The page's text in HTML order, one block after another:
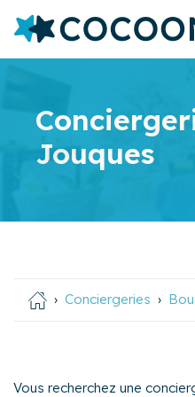
Jouques
Conciergeries
Vous recherchez une